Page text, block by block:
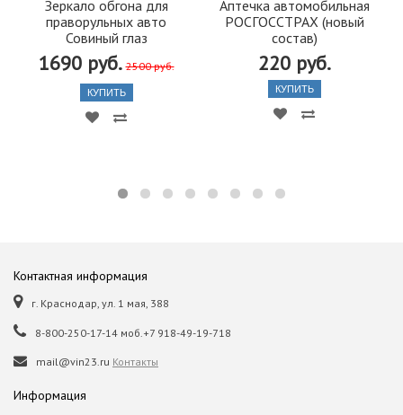
Зеркало обгона для
праворульных авто
Совиный глаз
1690 руб. 2500 руб.
КУПИТЬ
Аптечка автомобильная
РОСГОССТРАХ (новый
состав)
220 руб.
КУПИТЬ
Контактная информация
г. Краснодар, ул. 1 мая, 388
8-800-250-17-14 моб.+7 918-49-19-718
mail@vin23.ru Контакты
Информация